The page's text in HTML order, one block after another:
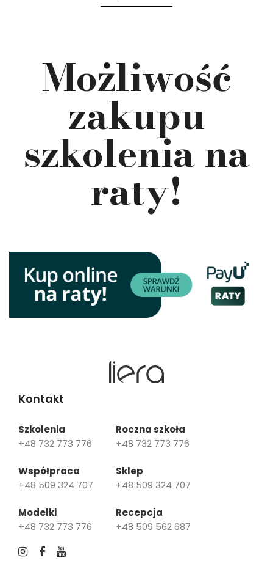
Możliwość
zakupu
szkolenia na
raty!
Kontakt
Szkolenia
+48 732 773 776
Roczna szkoła
+48 732 773 776
Współpraca
+48 509 324 707
Sklep
+48 509 324 707
Modelki
+48 732 773 776
Recepcja
+48 509 562 687